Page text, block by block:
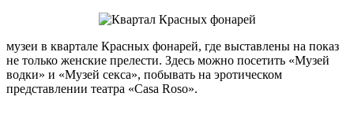
музеи в квартале Красных фонарей, где выставлены на показ
не только женские прелести. Здесь можно посетить «Музей
водки» и «Музей секса», побывать на эротическом
представлении театра «Casa Roso».